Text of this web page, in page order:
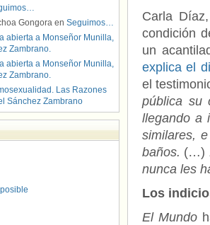
Carla
condición
un
explica el
el
pública su
llegando a
similares,
baños. (…)
nunca les
Los
El Mundo
Gongora en Seguimos…
abierta a Monseñor Munilla,
Zambrano.
abierta a Monseñor Munilla,
Zambrano.
Las Razones
Sánchez Zambrano